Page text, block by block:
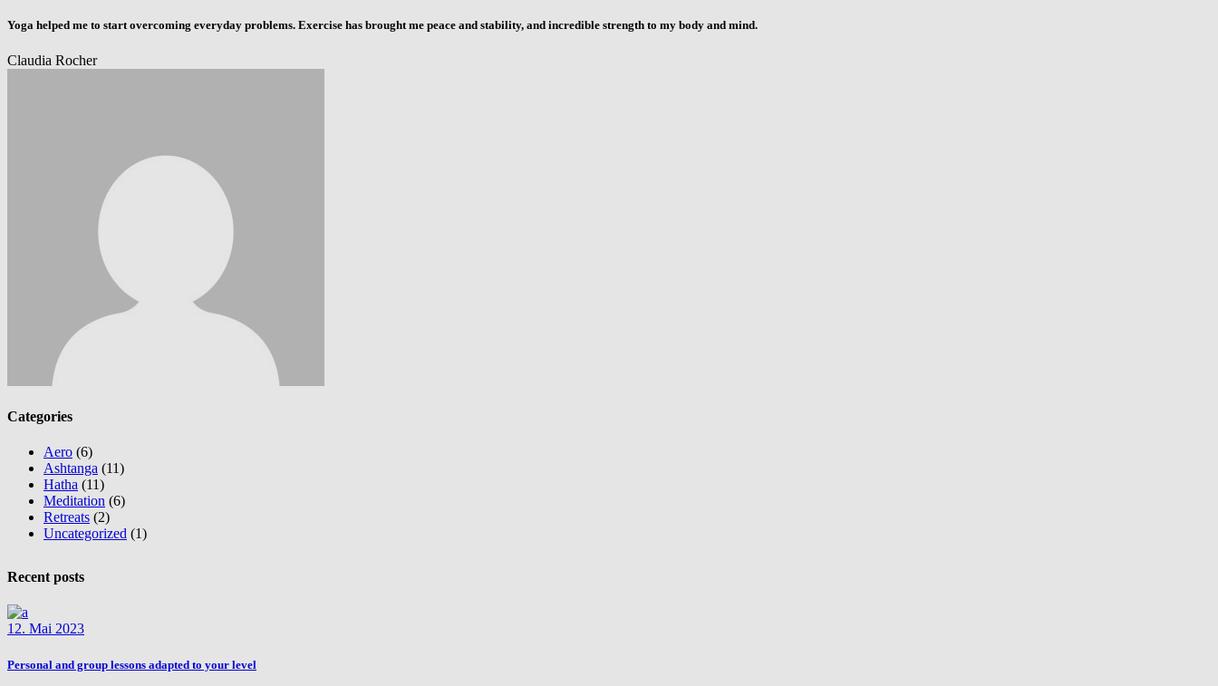
Yoga helped me to start overcoming everyday problems. Exercise has brought me peace and stability, and incredible strength to my body and mind.
Claudia Rocher
Categories
Aero (6)
Ashtanga (11)
Hatha (11)
Meditation (6)
Retreats (2)
Uncategorized (1)
Recent posts
12. Mai 2023
Personal and group lessons adapted to your level